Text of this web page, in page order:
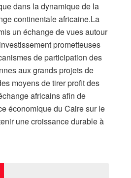
dans la dynamique de la
continentale africaine.La
un échange de vues autour
prometteuses
de participation des
aux grands projets de
moyens de tirer profit des
africains afin de
économique du Caire sur le
une croissance durable à